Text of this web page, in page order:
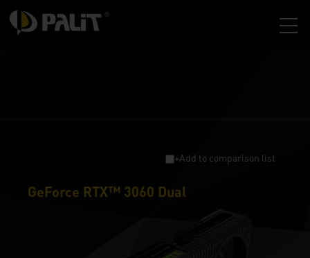
+Add to comparison list
GeForce RTX™ 3060 Dual